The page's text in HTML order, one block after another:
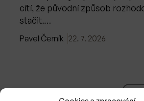
cítí, že původní způsob
stačit.…
Pavel Černík 22. 7. 2026